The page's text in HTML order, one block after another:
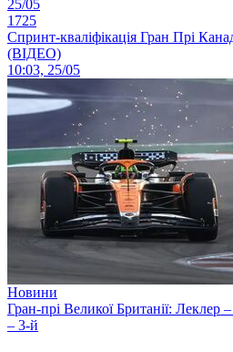
25/05
1725
Спринт-кваліфікація Гран Прі
(ВІДЕО)
10:03, 25/05
Новини
Гран-прі Великої Британії: Леклер
– 3-й